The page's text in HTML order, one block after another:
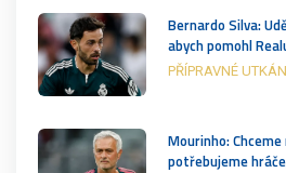
Bernardo Silva:
abych pomohl
PŘÍPRAVNÉ
Mourinho:
potřebujeme